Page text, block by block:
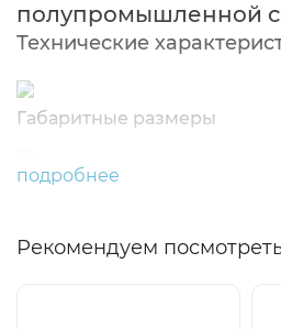
полупромышленной
Технические
Габаритные размеры
подробнее
Рекомендуем